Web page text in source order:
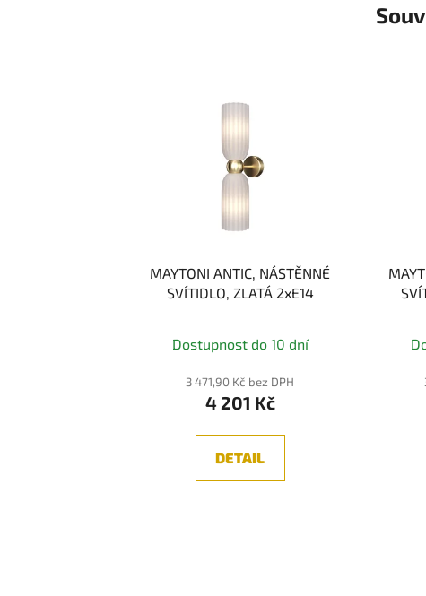
MAYTONI ANTIC, NÁSTĚNNÉ
SVÍTIDLO, ZLATÁ 2xE14
Dostupnost do 10 dní
3 471,90 Kč bez DPH
4 201 Kč
DETAIL